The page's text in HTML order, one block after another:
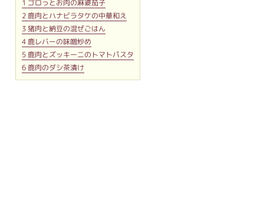
1 ゴロっとお肉の麻婆茄子
2鹿肉とハナビラタケの中華和え
3猪肉と納豆の混ぜごはん
4鹿レバーの味噌炒め
5鹿肉とズッキーニのトマトパスタ
6鹿肉のダシ茶漬け